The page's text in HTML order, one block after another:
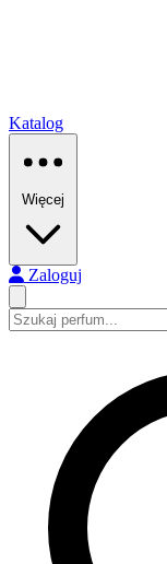
Katalog
Więcej
Zaloguj